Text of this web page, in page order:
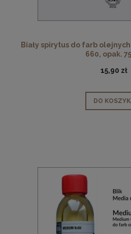
Biały spirytus do farb
660, opak.
15,90 zł
DO